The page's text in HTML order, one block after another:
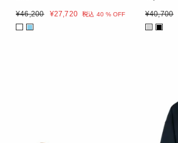
¥46,200 ¥27,720 税込 40 % OFF
■
¥40,700
■ ■